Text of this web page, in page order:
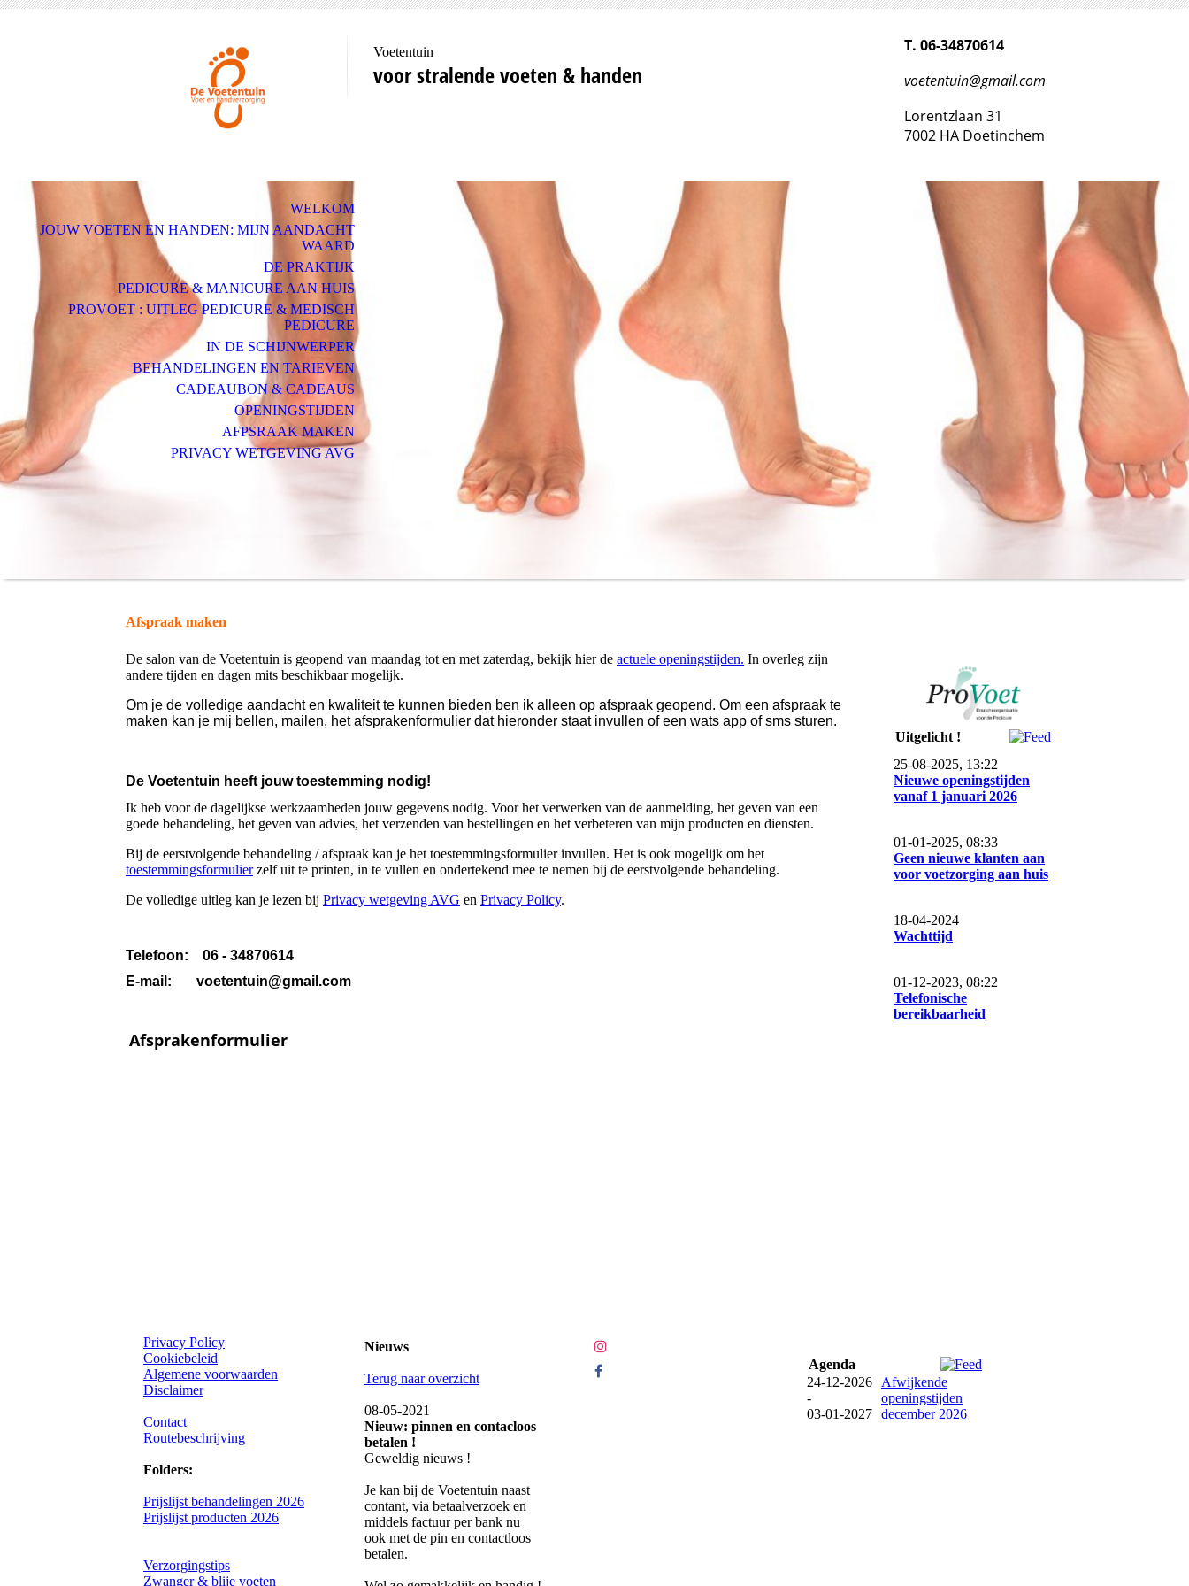
Voetentuin
voor stralende voeten & handen
T. 06-34870614
voetentuin@gmail.com
Lorentzlaan 31
7002 HA Doetinchem
WELKOM
JOUW VOETEN EN HANDEN: MIJN AANDACHT
WAARD
DE PRAKTIJK
PEDICURE & MANICURE AAN HUIS
PROVOET : UITLEG PEDICURE & MEDISCH
PEDICURE
IN DE SCHIJNWERPER
BEHANDELINGEN EN TARIEVEN
CADEAUBON & CADEAUS
OPENINGSTIJDEN
AFPSRAAK MAKEN
PRIVACY WETGEVING AVG
Afspraak maken
De salon van de Voetentuin is geopend van maandag tot en met zaterdag, bekijk hier de actuele openingstijden. In overleg zijn
andere tijden en dagen mits beschikbaar mogelijk.
Om je de volledige aandacht en kwaliteit te kunnen bieden ben ik alleen op afspraak geopend. Om een afspraak te
maken kan je mij bellen, mailen, het afsprakenformulier dat hieronder staat invullen of een wats app of sms sturen.
De Voetentuin heeft jouw toestemming nodig!
Ik heb voor de dagelijkse werkzaamheden jouw gegevens nodig. Voor het verwerken van de aanmelding, het geven van een
goede behandeling, het geven van advies, het verzenden van bestellingen en het verbeteren van mijn producten en diensten.
Bij de eerstvolgende behandeling / afspraak kan je het toestemmingsformulier invullen. Het is ook mogelijk om het
toestemmingsformulierzelf uit te printen, in te vullen en ondertekend mee te nemen bij de eerstvolgende behandeling.
De volledige uitleg kan je lezen bij Privacy wetgeving AVG en Privacy Policy.
Telefoon: 06 - 34870614
E-mail: voetentuin@gmail.com
Afsprakenformulier
Uitgelicht !
25-08-2025, 13:22
Nieuwe openingstijden
vanaf 1 januari 2026
01-01-2025, 08:33
Geen nieuwe klanten aan
voor voetzorging aan huis
18-04-2024
Wachttijd
01-12-2023, 08:22
Telefonische
bereikbaarheid
Privacy Policy
Cookiebeleid
Algemene voorwaarden
Disclaimer
Contact
Routebeschrijving
Folders:
Prijslijst behandelingen 2026
Prijslijst producten 2026
Verzorgingstips
Zwanger & blije voeten
Nieuws
Terug naar overzicht
08-05-2021
Nieuw: pinnen en contacloos
betalen !
Geweldig nieuws !
Je kan bij de Voetentuin naast
contant, via betaalverzoek en
middels factuur per bank nu
ook met de pin en contactloos
betalen.
Agenda
24-12-2026
-
03-01-2027
Afwijkende
openingstijden
december 2026